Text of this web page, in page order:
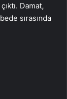
Damat,
sırasında